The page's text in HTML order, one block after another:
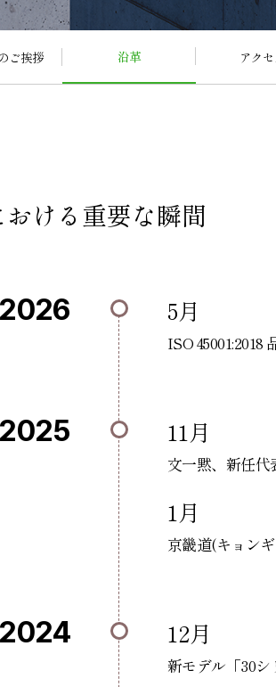
ご挨拶 沿革 アク
ける重要な瞬間
2026 5月
ISO
2025 11月
文一黙、新任
1月
京畿道(キョン
2024 12月
新モデル「30